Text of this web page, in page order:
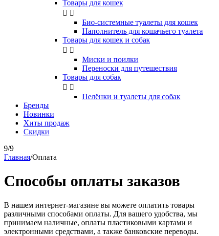
Товары для кошек
 
Био-системные туалеты для кошек
Наполнитель для кошачьего туалета
Товары для кошек и собак
 
Миски и поилки
Переноски для путешествия
Товары для собак
 
Пелёнки и туалеты для собак
Бренды
Новинки
Хиты продаж
Скидки
9/9
Главная/Оплата
Cпособы оплаты заказов
В нашем интернет-магазине вы можете оплатить товары
различными способами оплаты. Для вашего удобства, мы
принимаем наличные, оплаты пластиковыми картами и
электронными средствами, а также банковские переводы.